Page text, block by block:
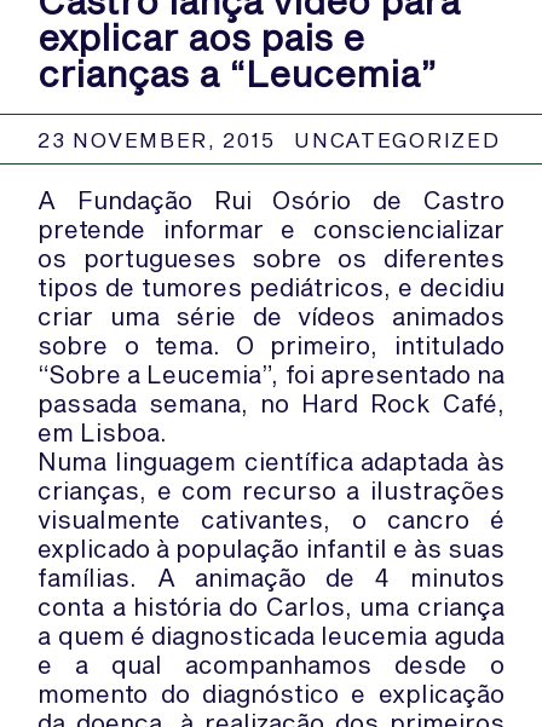
explicar aos pais e
crianças a “Leucemia”
23 NOVEMBER, 2015 UNCATEGORIZED
A Fundação Rui Osório de Castro
pretende informar e consciencializar
os portugueses sobre os diferentes
tipos de tumores pediátricos, e decidiu
criar uma série de vídeos animados
sobre o tema. O primeiro, intitulado
“Sobre a Leucemia”, foi apresentado na
passada semana, no Hard Rock Café,
em Lisboa.
Numa linguagem científica adaptada às
crianças, e com recurso a ilustrações
visualmente cativantes, o cancro é
explicado à população infantil e às suas
famílias. A animação de 4 minutos
conta a história do Carlos, uma criança
a quem é diagnosticada leucemia aguda
e a qual acompanhamos desde o
momento do diagnóstico e explicação